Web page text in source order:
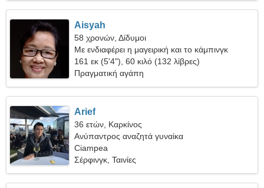
Aisyah
58 χρονών, Δίδυμοι
Με ενδιαφέρει η μαγειρική και το κάμπινγκ
161 εκ (5'4"), 60 κιλό (132 λίβρες)
Πραγματική αγάπη
Arief
36 ετών, Καρκίνος
Ανύπαντρος αναζητά γυναίκα
Ciampea
Σέρφινγκ, Ταινίες